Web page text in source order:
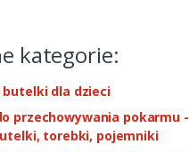
kategorie:
butelki dla dzieci
przechowywania pokarmu -
torebki, pojemniki